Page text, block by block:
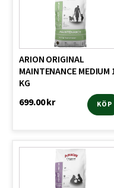
ARION ORIGINAL
MAINTENANCE MEDIUM
KG
699.00kr KÖP